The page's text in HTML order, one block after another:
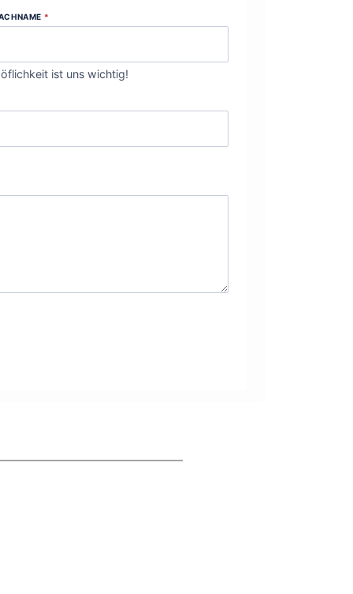
*
ist uns wichtig!